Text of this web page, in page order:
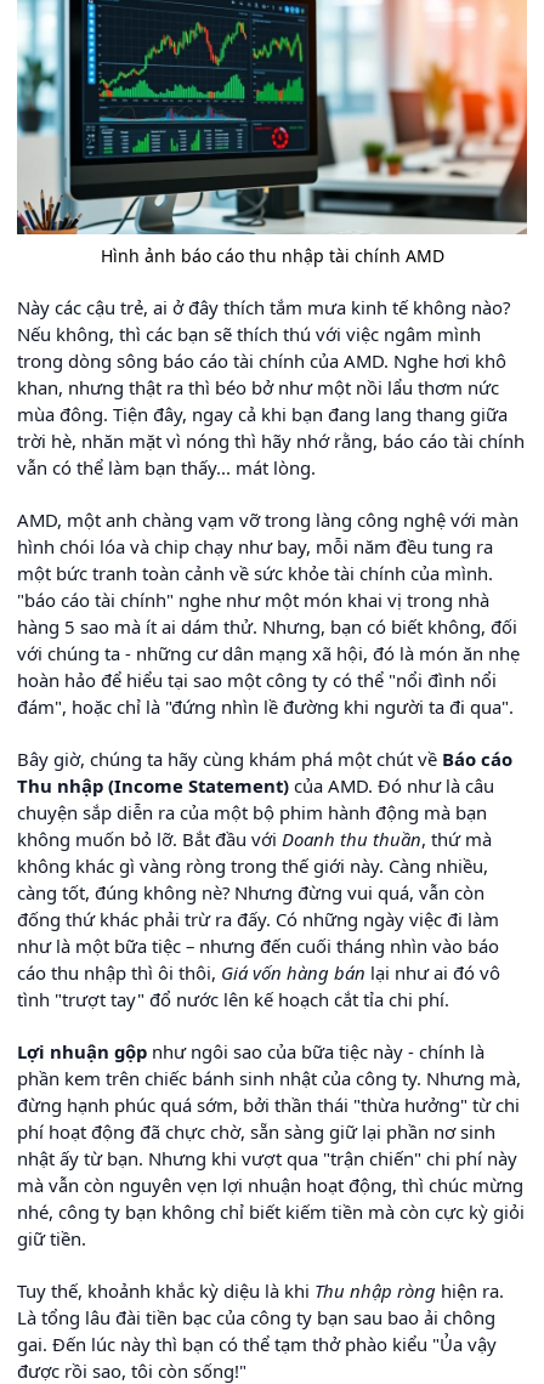
Hình ảnh báo cáo thu nhập tài chính AMD
Này các cậu trẻ, ai ở đây thích tắm mưa kinh tế không nào?
Nếu không, thì các bạn sẽ thích thú với việc ngâm mình
trong dòng sông báo cáo tài chính của AMD. Nghe hơi khô
khan, nhưng thật ra thì béo bở như một nồi lẩu thơm nức
mùa đông. Tiện đây, ngay cả khi bạn đang lang thang giữa
trời hè, nhăn mặt vì nóng thì hãy nhớ rằng, báo cáo tài chính
vẫn có thể làm bạn thấy... mát lòng.
AMD, một anh chàng vạm vỡ trong làng công nghệ với màn
hình chói lóa và chip chạy như bay, mỗi năm đều tung ra
một bức tranh toàn cảnh về sức khỏe tài chính của mình.
"báo cáo tài chính" nghe như một món khai vị trong nhà
hàng 5 sao mà ít ai dám thử. Nhưng, bạn có biết không, đối
với chúng ta - những cư dân mạng xã hội, đó là món ăn nhẹ
hoàn hảo để hiểu tại sao một công ty có thể "nổi đình nổi
đám", hoặc chỉ là "đứng nhìn lề đường khi người ta đi qua".
Bây giờ, chúng ta hãy cùng khám phá một chút về Báo cáo
Thu nhập (Income Statement) của AMD. Đó như là câu
chuyện sắp diễn ra của một bộ phim hành động mà bạn
không muốn bỏ lỡ. Bắt đầu với Doanh thu thuần, thứ mà
không khác gì vàng ròng trong thế giới này. Càng nhiều,
càng tốt, đúng không nè? Nhưng đừng vui quá, vẫn còn
đống thứ khác phải trừ ra đấy. Có những ngày việc đi làm
như là một bữa tiệc – nhưng đến cuối tháng nhìn vào báo
cáo thu nhập thì ôi thôi, Giá vốn hàng bán lại như ai đó vô
tình "trượt tay" đổ nước lên kế hoạch cắt tỉa chi phí.
Lợi nhuận gộp như ngôi sao của bữa tiệc này - chính là
phần kem trên chiếc bánh sinh nhật của công ty. Nhưng mà,
đừng hạnh phúc quá sớm, bởi thần thái "thừa hưởng" từ chi
phí hoạt động đã chực chờ, sẵn sàng giữ lại phần nơ sinh
nhật ấy từ bạn. Nhưng khi vượt qua "trận chiến" chi phí này
mà vẫn còn nguyên vẹn lợi nhuận hoạt động, thì chúc mừng
nhé, công ty bạn không chỉ biết kiếm tiền mà còn cực kỳ giỏi
giữ tiền.
Tuy thế, khoảnh khắc kỳ diệu là khi Thu nhập ròng hiện ra.
Là tổng lâu đài tiền bạc của công ty bạn sau bao ải chông
gai. Đến lúc này thì bạn có thể tạm thở phào kiểu "Ủa vậy
được rồi sao, tôi còn sống!"